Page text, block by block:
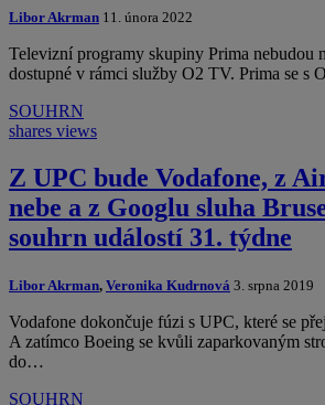
Libor Akrman 11. února 2022
Televizní programy skupiny Prima nebudou
dostupné v rámci služby O2 TV. Prima se s
SOUHRN
shares views
Z UPC bude Vodafone, z
nebe a z Googlu sluha
souhrn událostí 31. týdne
Libor Akrman, Veronika Kudrnová 3. srpna 2019
Vodafone dokončuje fúzi s UPC, které se
A zatímco Boeing se kvůli zaparkovaným
do…
SOUHRN